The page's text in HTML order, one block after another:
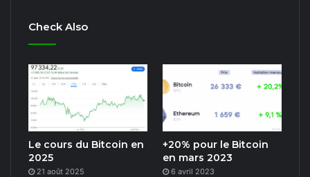
Check Also
Le cours du Bitcoin en
2025
21 août 2025
+20% pour le Bitcoin
en mars 2023
6 avril 2023